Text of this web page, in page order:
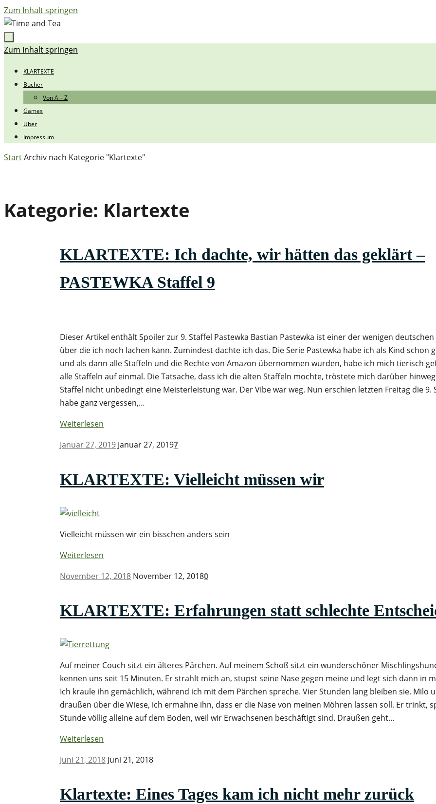
Zum Inhalt springen
Zum Inhalt springen
KLARTEXTE
Bücher
Von A – Z
Games
Über
Impressum
StartArchiv nach Kategorie "Klartexte"
Kategorie: Klartexte
KLARTEXTE: Ich dachte, wir hätten das geklärt –
PASTEWKA Staffel 9
Dieser Artikel enthält Spoiler zur 9. Staffel Pastewka Bastian Pastewka ist einer der wenigen deutschen
über die ich noch lachen kann. Zumindest dachte ich das. Die Serie Pastewka habe ich als Kind schon
und als dann alle Staffeln und die Rechte von Amazon übernommen wurden, habe ich mich tierisch
alle Staffeln auf einmal. Die Tatsache, dass ich die alten Staffeln mochte, tröstete mich darüber
Staffel nicht unbedingt eine Meisterleistung war. Der Vibe war weg. Nun erschien letzten Freitag die 9.
habe ganz vergessen,…
Weiterlesen
Januar 27, 2019 Januar 27, 20197
KLARTEXTE: Vielleicht müssen wir
Vielleicht müssen wir ein bisschen anders sein
Weiterlesen
November 12, 2018 November 12, 20180
KLARTEXTE: Erfahrungen statt schlechte
Auf meiner Couch sitzt ein älteres Pärchen. Auf meinem Schoß sitzt ein wunderschöner
kennen uns seit 15 Minuten. Er strahlt mich an, stupst seine Nase gegen meine und legt sich dann in
Ich kraule ihn gemächlich, während ich mit dem Pärchen spreche. Vier Stunden lang bleiben sie. Milo
draußen über die Wiese, ich ermahne ihn, dass er die Nase von meinen Möhren lassen soll. Er trinkt,
Stunde völlig alleine auf dem Boden, weil wir Erwachsenen beschäftigt sind. Draußen geht…
Weiterlesen
Juni 21, 2018 Juni 21, 2018
Klartexte: Eines Tages kam ich nicht mehr zurück